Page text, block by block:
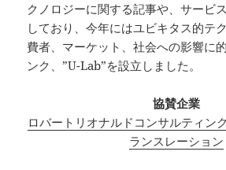
クノロジーに関する記事や、サービ
しており、今年にはユビキタス的テ
費者、マーケット、社会への影響に
ンク、”U-Lab”を設立しました。
協賛企業
ロバートリオナルドコンサルティン
ランスレーション